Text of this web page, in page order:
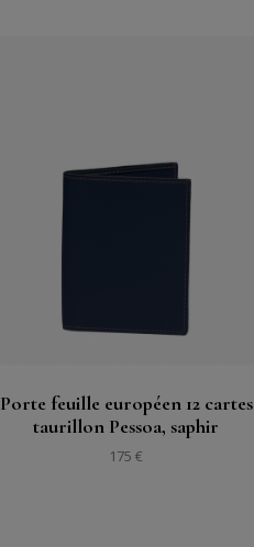
Porte feuille européen 12 cartes
taurillon Pessoa, saphir
175 €